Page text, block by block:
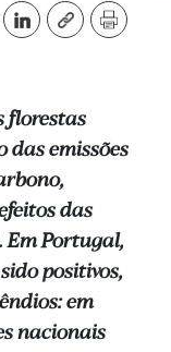
florestas
das emissões
das
Em Portugal,
positivos,
em
nacionais